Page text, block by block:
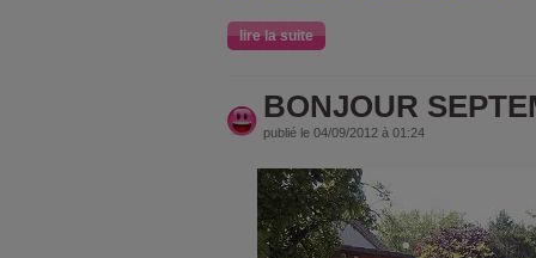
lire la suite
BONJOUR
publié le 04/09/2012 à 01:24